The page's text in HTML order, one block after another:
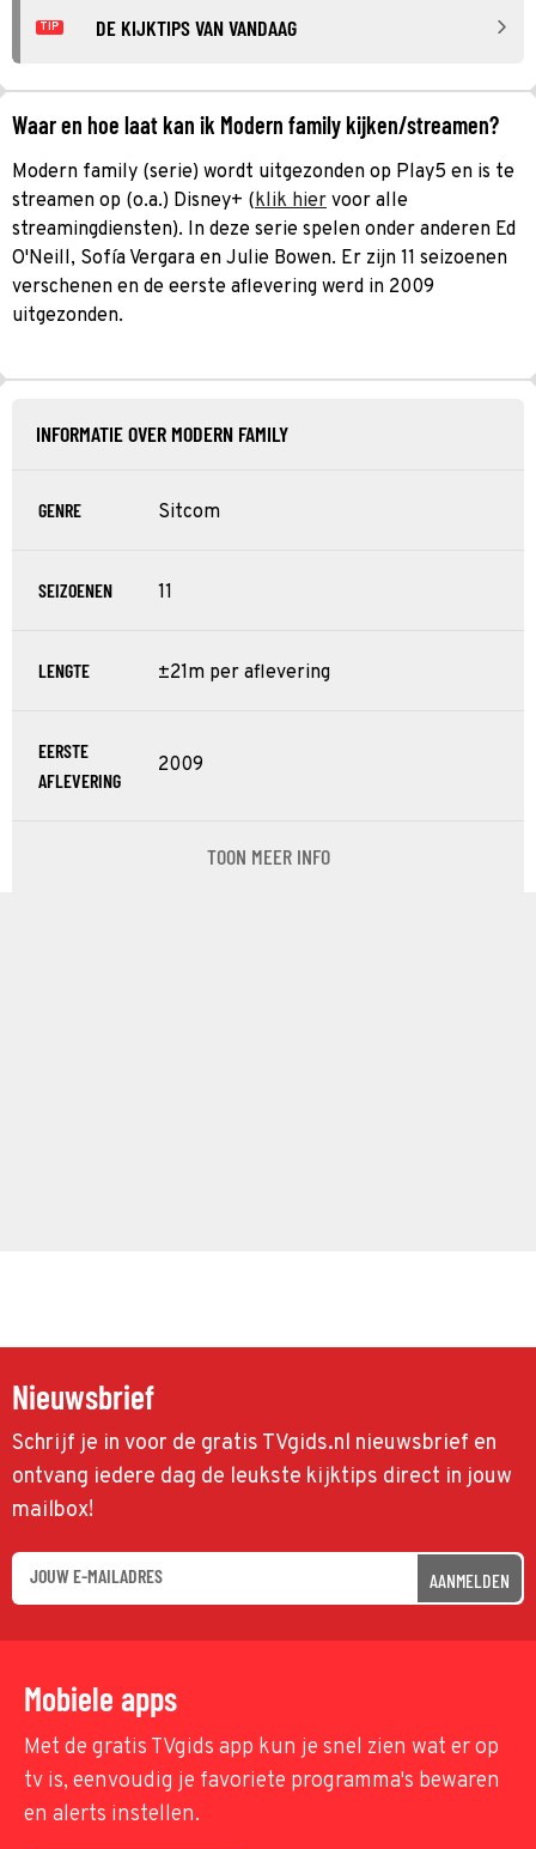
TIP DE KIJKTIPS VAN VANDAAG
Waar en hoe laat kan ik Modern family kijken/streamen?
Modern family (serie) wordt uitgezonden op Play5 en is te
streamen op (o.a.) Disney+ (klik hier voor alle
streamingdiensten). In deze serie spelen onder anderen Ed
O'Neill, Sofía Vergara en Julie Bowen. Er zijn 11 seizoenen
verschenen en de eerste aflevering werd in 2009
uitgezonden.
INFORMATIE OVER MODERN FAMILY
GENRE Sitcom
SEIZOENEN 11
LENGTE ±21m per aflevering
EERSTE
AFLEVERING
2009
TOON MEER INFO
Nieuwsbrief
Schrijf je in voor de gratis TVgids.nl nieuwsbrief en
ontvang iedere dag de leukste kijktips direct in jouw
mailbox!
AANMELDEN
Mobiele apps
Met de gratis TVgids app kun je snel zien wat er op
tv is, eenvoudig je favoriete programma's bewaren
en alerts instellen.